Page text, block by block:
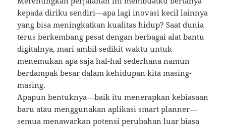
kepada diriku sendiri—apa lagi inovasi kecil lainnya
yang bisa meningkatkan kualitas hidup? Saat dunia
terus berkembang pesat dengan berbagai alat bantu
digitalnya, mari ambil sedikit waktu untuk
menemukan apa saja hal-hal sederhana namun
berdampak besar dalam kehidupan kita masing-
masing.
Apapun bentuknya—baik itu menerapkan kebiasaan
baru atau menggunakan aplikasi smart planner—
semua menawarkan potensi perubahan luar biasa